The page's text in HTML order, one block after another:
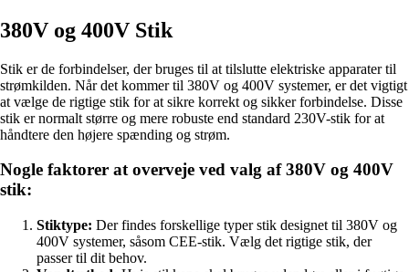
380V og 400V Stik
Stik er de forbindelser, der bruges til at tilslutte elektriske apparater til
strømkilden. Når det kommer til 380V og 400V systemer, er det vigtigt
at vælge de rigtige stik for at sikre korrekt og sikker forbindelse. Disse
stik er normalt større og mere robuste end standard 230V-stik for at
håndtere den højere spænding og strøm.
Nogle faktorer at overveje ved valg af 380V og 400V
stik:
Stiktype: Der findes forskellige typer stik designet til 380V og
400V systemer, såsom CEE-stik. Vælg det rigtige stik, der
passer til dit behov.